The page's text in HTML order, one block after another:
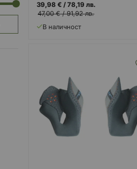
39,98 € /78,19 лв.
47,00 €/91,92 лв.
В наличност